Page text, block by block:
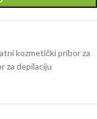
kozmetički pribor za
za depilaciju